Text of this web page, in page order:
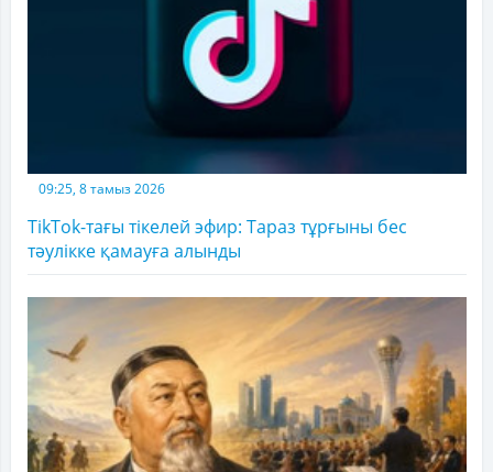
09:25, 8 тамыз 2026
TikTok-тағы тікелей эфир: Тараз тұрғыны бес
тәулікке қамауға алынды